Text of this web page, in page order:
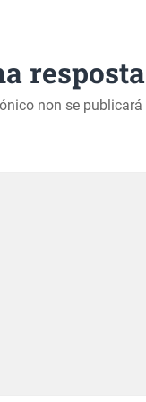
resposta
non se publicará